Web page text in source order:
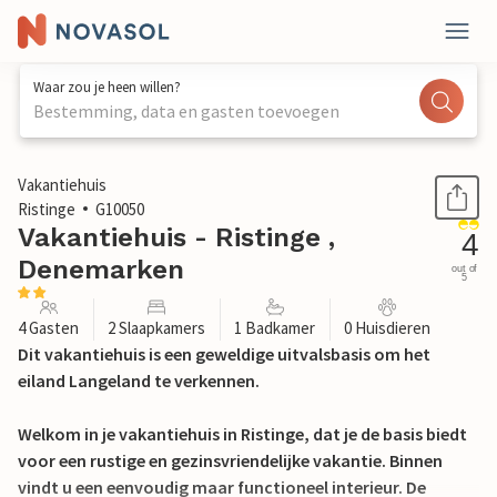
Waar zou je heen willen?
Bestemming, data en gasten toevoegen
1 / 16
Vakantiehuis
Ristinge
G10050
Vakantiehuis - Ristinge ,
Denemarken
4
out of
5
4 Gasten 2 Slaapkamers 1 Badkamer 0 Huisdieren
Dit vakantiehuis is een geweldige uitvalsbasis om het
eiland Langeland te verkennen.
Welkom in je vakantiehuis in Ristinge, dat je de basis biedt
voor een rustige en gezinsvriendelijke vakantie. Binnen
vindt u een eenvoudig maar functioneel interieur. De